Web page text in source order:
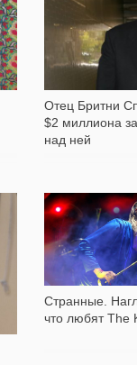
Отец Бритни
$2 миллиона
над ней
Странные.
что любят The
3 866